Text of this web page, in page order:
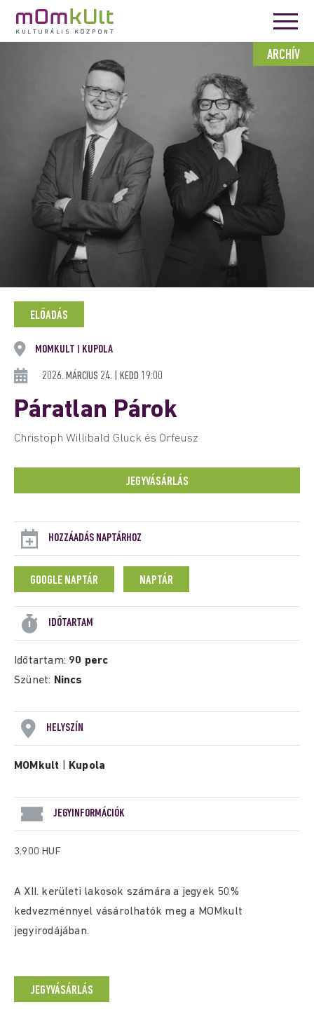
ARCHÍV
ELŐADÁS
MOMKULT KUPOLA
2026. MÁRCIUS 24. | KEDD 19:00
Páratlan Párok
Christoph Willibald Gluck és Orfeusz
JEGYVÁSÁRLÁS
HOZZÁADÁS NAPTÁRHOZ
GOOGLE NAPTÁR NAPTÁR
IDŐTARTAM
Időtartam: 90 perc
Szünet: Nincs
HELYSZÍN
MOMkult Kupola
JEGYINFORMÁCIÓK
3.900 HUF
A XII. kerületi lakosok számára a jegyek 50%
kedvezménnyel vásárolhatók meg a MOMkult
jegyirodájában.
JEGYVÁSÁRLÁS